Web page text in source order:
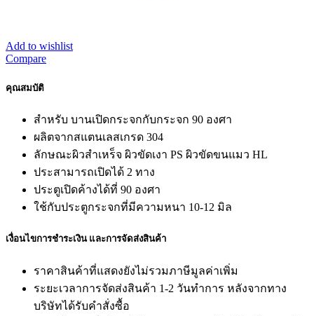
Add to wishlist
Compare
คุณสมบัติ
สำหรับ บานเปิดกระจกกับกระจก 90 องศา
ผลิตจากสแตนเลสเกรด 304
ลักษณะผิวสำเหร็จ ผิวขัดเงา PS ผิวขัดขนแมว HL
ประสามารถเปิดได้ 2 ทาง
ประตูเปิดค้างได้ที่ 90 องศา
ใช้กับประตูกระจกที่มีความหนา 10-12 มิล
เงื่อนไขการชำระเงิน และการจัดส่งสินค้า
ราคาสินค้าที่แสดงยังไม่รวมภาษีมูลค่าเพิ่ม
ระยะเวลาการจัดส่งสินค้า 1-2 วันทำการ หลังจากทาง
บริษัทได้รับคำสั่งซื้อ